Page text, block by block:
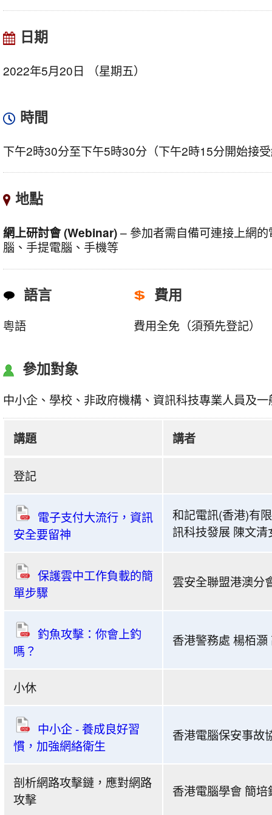
日期
2022年5月20日 （星期五）
時間
下午2時30分至下午5時30分（下午2時15分開始接
地點
網上研討會 (Webinar)– 參加者需自備可連接上網
腦、手提電腦、手機等
語言
粵語
費用
費用全免（須預先登記）
參加對象
中小企、學校、非政府機構、資訊科技專業人員及一
建
網
2022
「網
全
鬆
踐」
討
會
講題 講者
登記
電子支付大流行，資訊
安全要留神
和記電訊(香港)有
訊科技發展 陳文清
保護雲中工作負載的簡
單步驟
雲安全聯盟港澳分
釣魚攻擊：你會上釣
嗎？
香港警務處 楊栢灝
小休
中小企 - 養成良好習
慣，加強網絡衛生
香港電腦保安事故
剖析網路攻擊鏈，應對網路
攻擊
香港電腦學會 簡培